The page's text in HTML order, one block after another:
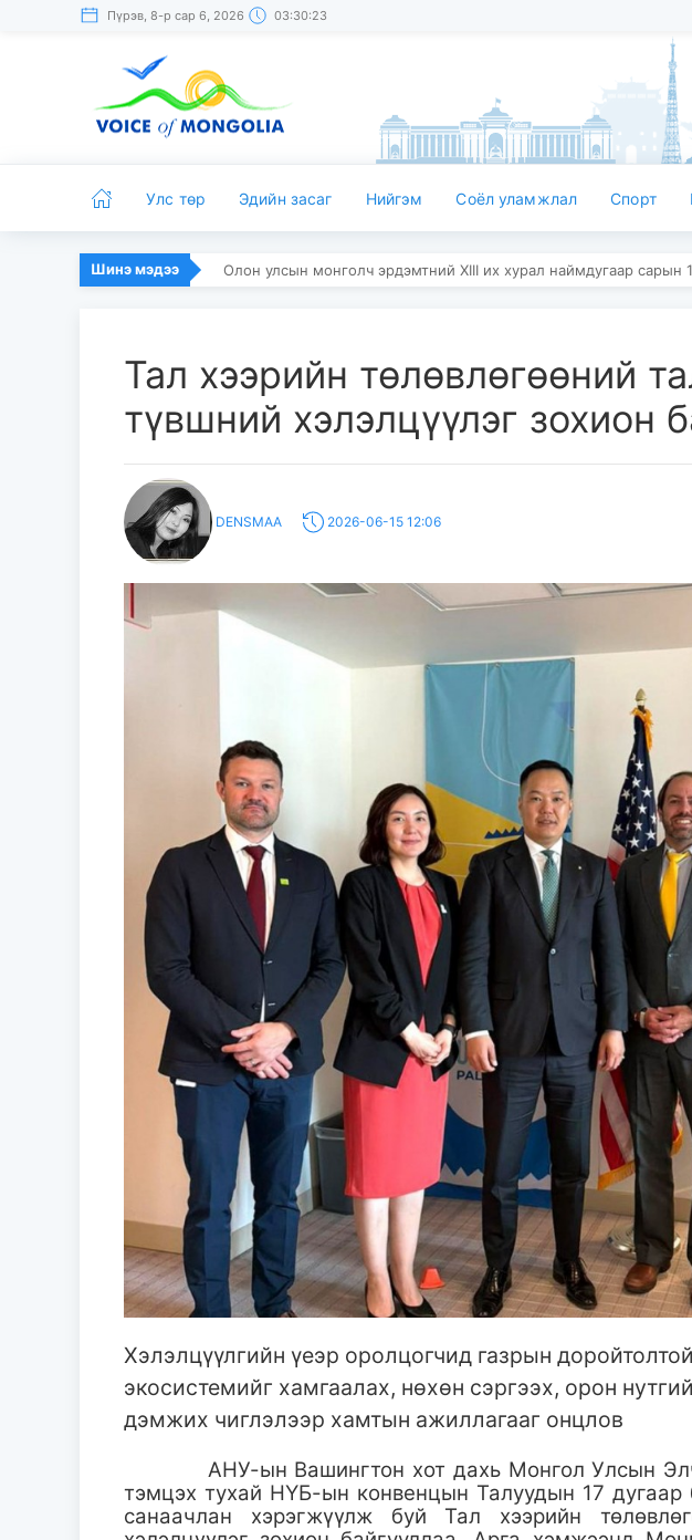
Пүрэв, 8-р сар 6, 2026 03:30:24
Улс төр Эдийн засаг Нийгэм Соёл уламжлал Спорт
Шинэ мэдээ Олон улсын монголч эрдэмтний XIII их хурал наймдугаар сарын
Тал хээрийн төлөвлөгөөний
түвшний хэлэлцүүлэг зохион
DENSMAA 2026-06-15 12:06
Хэлэлцүүлгийн үеэр оролцогчид газрын
экосистемийг хамгаалах, нөхөн сэргээх, орон
дэмжих чиглэлээр хамтын ажиллагааг онцлов
АНУ-ын Вашингтон хот дахь Монгол Улсын
тэмцэх тухай НҮБ-ын конвенцын Талуудын 17
санаачлан хэрэгжүүлж буй Тал хээрийн